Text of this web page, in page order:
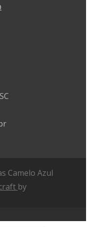
Camelo Azul
by